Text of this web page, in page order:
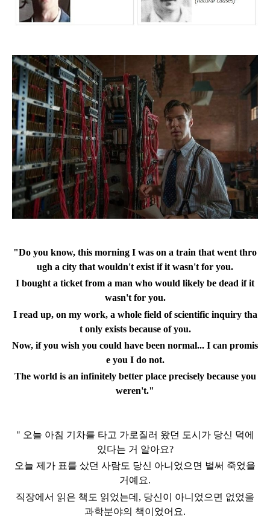
"Do you know, this morning I was on a train that went thro
ugh a city that wouldn't exist if it wasn't for you.
I bought a ticket from a man who would likely be dead if it
wasn't for you.
I read up, on my work, a whole field of scientific inquiry tha
t only exists because of you.
Now, if you wish you could have been normal... I can promis
e you I do not.
The world is an infinitely better place precisely because you
weren't."
" 오늘 아침 기차를 타고 가로질러 왔던 도시가 당신 덕에
있다는 거 알아요?
오늘 제가 표를 샀던 사람도 당신 아니었으면 벌써 죽었을
거예요.
직장에서 읽은 책도 읽었는데, 당신이 아니었으면 없었을
과학분야의 책이었어요.